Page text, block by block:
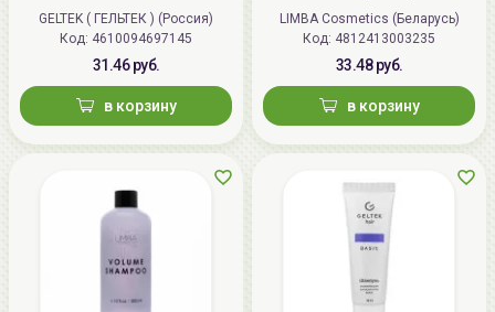
GELTEK ( ГЕЛЬТЕК ) (Россия)
Код: 4610094697145
31.46 руб.
в корзину
LIMBA Cosmetics (Беларусь)
Код: 4812413003235
33.48 руб.
в корзину